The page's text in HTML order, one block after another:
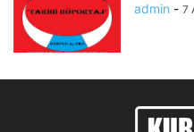
admin - 7